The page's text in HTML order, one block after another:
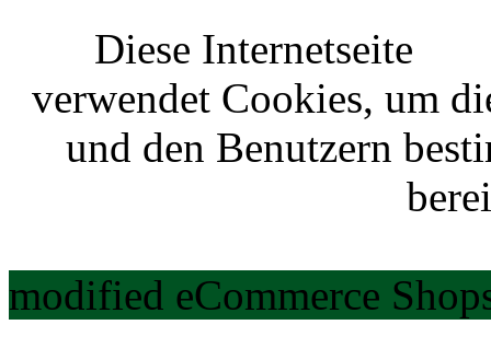
Diese Internetseite
verwendet Cookies, um
und den Benutzern
modified eCommerce